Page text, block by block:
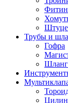
Трубы и
Гофра